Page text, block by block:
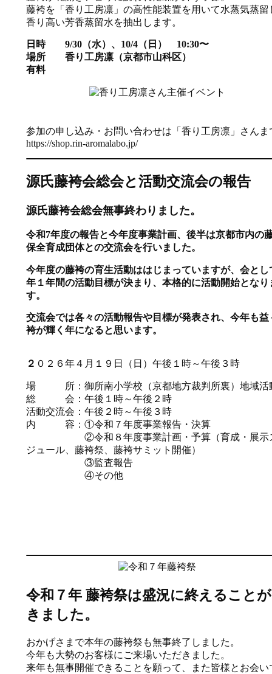
藤袴を「香り工房凛」の高性能装置を用いて水蒸気蒸留
香り高い芳香蒸留水を抽出します。
日時 9/30（水）、10/4（日） 10:30〜
場所 香り工房凛（京都市山科区）
有料
参加の申し込み・お問い合わせは「香り工房凛」さんま
https://shop.rin-aromalabo.jp/
源氏藤袴会総会と活動交流会の報告
源氏藤袴会総会無事終わりました。
令和7年度の報告と今年度事業計画、後半は京都市内の
保全育成団体との交流会を行いました。
今年度の藤袴の育生活動ははじまっていますが、会とし
年１年間の活動目標が決まり、本格的に活動開始となり
す。
交流会では各々の活動報告や目標が発表され、今年も益
袴が輝く年になると思います。
２ ０２６年４月１９日（日）午後１時～午後３時
場 所：御所南小学校（京都地方裁判所裏）地域活
総 会：午後１時～午後２時
活動交流会：午後２時～午後３時
内 容：①令和７年度事業報告・決算
②令和８年度事業計画・予算（育成・展示
ジュール、藤袴祭、藤袴サミット開催）
③監査報告
④その他
令和７年 藤袴祭は盛況に終えること
きました。
おかげさまで本年の藤袴祭も無事終了しました。
今年も大勢のお客様にご来場いただきました。
来年も無事開催できることを願って、また皆様とお会い